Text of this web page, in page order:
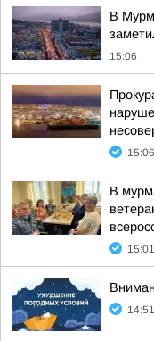
В
15:06
15:06
В
15:01
14:51